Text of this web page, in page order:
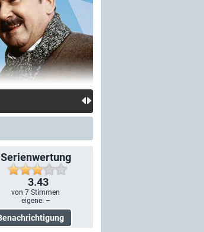
Serienwertung
3.43
von7 Stimmen
eigene: –